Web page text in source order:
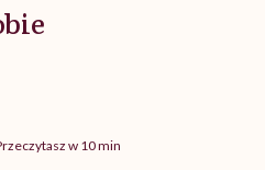
w 10 min